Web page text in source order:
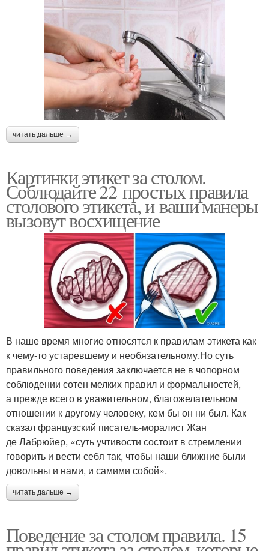
читать дальше →
Картинки этикет за столом.
Соблюдайте 22 простых правила
столового этикета, и ваши манеры
вызовут восхищение
В наше время многие относятся к правилам этикета как
к чему-то устаревшему и необязательному.Но суть
правильного поведения заключается не в чопорном
соблюдении сотен мелких правил и формальностей,
а прежде всего в уважительном, благожелательном
отношении к другому человеку, кем бы он ни был. Как
сказал французский писатель-моралист Жан
де Лабрюйер, «суть учтивости состоит в стремлении
говорить и вести себя так, чтобы наши ближние были
довольны и нами, и самими собой».
читать дальше →
Поведение за столом правила. 15